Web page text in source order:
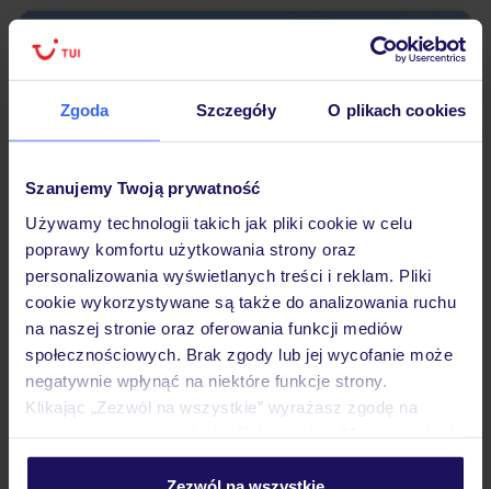
Zgoda Szczegóły O plikach cookies
Szanujemy Twoją prywatność
Używamy technologii takich jak pliki cookie w celu
poprawy komfortu użytkowania strony oraz
personalizowania wyświetlanych treści i reklam. Pliki
cookie wykorzystywane są także do analizowania ruchu
na naszej stronie oraz oferowania funkcji mediów
społecznościowych. Brak zgody lub jej wycofanie może
negatywnie wpłynąć na niektóre funkcje strony.
Klikając „Zezwól na wszystkie” wyrażasz zgodę na
personalizować swój wybór wchodząc w zakładkę
Sunrise Solara Aquapark Resort
Dla rodzin Aquapark
EGIPT HURGHADA HURGHADA
2 423 ZŁ
Warszawa-Chopina (07:15)